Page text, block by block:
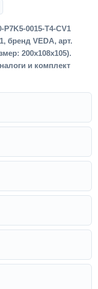
P7K5-0015-T4-CV1
бренд VEDA, арт.
200х108х105).
и комплект